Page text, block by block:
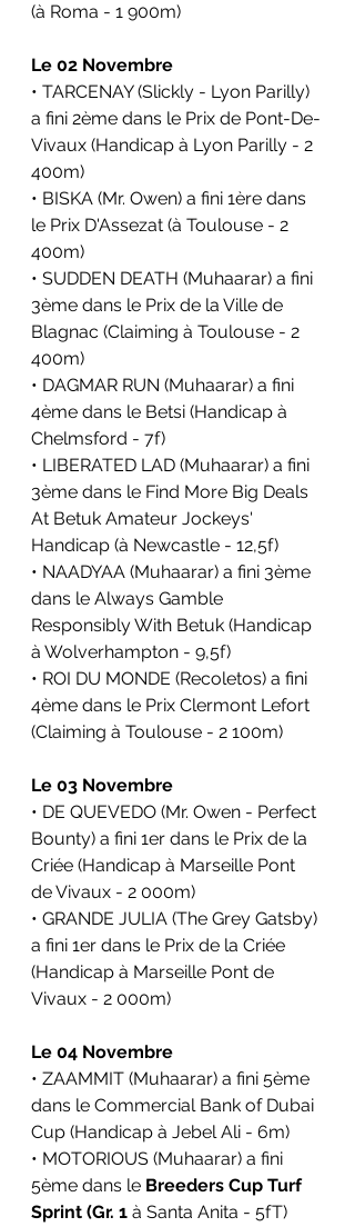
(à Roma - 1 900m)
Le 02 Novembre
• TARCENAY (Slickly - Lyon Parilly)
a fini 2ème dans le Prix de Pont-De-
Vivaux (Handicap à Lyon Parilly - 2
400m)
• BISKA (Mr. Owen) a fini 1ère dans
le Prix D'Assezat (à Toulouse - 2
400m)
• SUDDEN DEATH (Muhaarar) a fini
3ème dans le Prix de la Ville de
Blagnac (Claiming à Toulouse - 2
400m)
• DAGMAR RUN (Muhaarar) a fini
4ème dans le Betsi (Handicap à
Chelmsford - 7f)
• LIBERATED LAD (Muhaarar) a fini
3ème dans le Find More Big Deals
At Betuk Amateur Jockeys'
Handicap (à Newcastle - 12,5f)
• NAADYAA (Muhaarar) a fini 3ème
dans le Always Gamble
Responsibly With Betuk (Handicap
à Wolverhampton - 9,5f)
• ROI DU MONDE (Recoletos) a fini
4ème dans le Prix Clermont Lefort
(Claiming à Toulouse - 2 100m)
Le 03 Novembre
• DE QUEVEDO (Mr. Owen - Perfect
Bounty) a fini 1er dans le Prix de la
Criée (Handicap à Marseille Pont
de Vivaux - 2 000m)
• GRANDE JULIA (The Grey Gatsby)
a fini 1er dans le Prix de la Criée
(Handicap à Marseille Pont de
Vivaux - 2 000m)
Le 04 Novembre
• ZAAMMIT (Muhaarar) a fini 5ème
dans le Commercial Bank of Dubai
Cup (Handicap à Jebel Ali - 6m)
• MOTORIOUS (Muhaarar) a fini
5ème dans le Breeders Cup Turf
Sprint (Gr. 1 à Santa Anita - 5fT)